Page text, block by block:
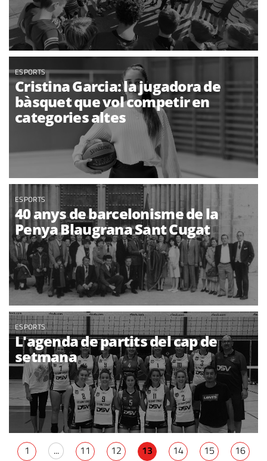
ESPORTS
Cristina Garcia: la jugadora de
bàsquet que vol competir en
categories altes
ESPORTS
40 anys de barcelonisme de la
Penya Blaugrana Sant Cugat
ESPORTS
L'agenda de partits del cap de
setmana
1 ... 11 12 13 14 15
16